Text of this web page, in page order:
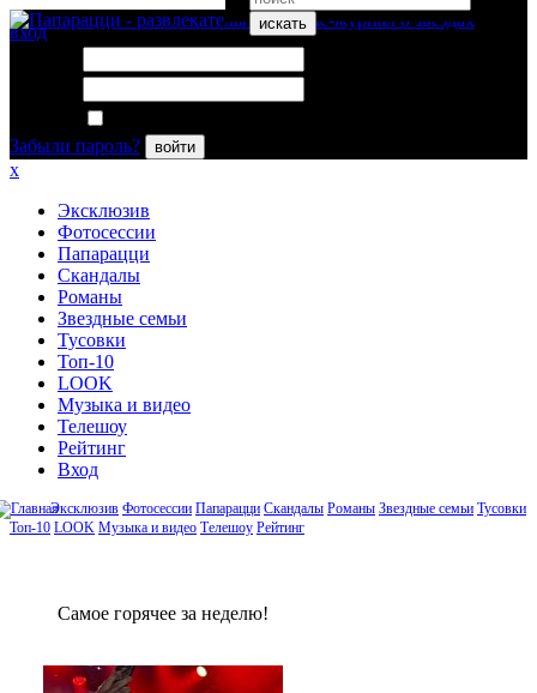
искать
вход
Забыли пароль?
войти
x
Эксклюзив
Фотосессии
Папарацци
Скандалы
Романы
Звездные семьи
Тусовки
Топ-10
LOOK
Музыка и видео
Телешоу
Рейтинг
Вход
Эксклюзив Фотосессии Папарацци Скандалы Романы Звездные семьи Тусовки
Топ-10 LOOK Музыка и видео Телешоу Рейтинг
Сaмое гoрячее за неделю!